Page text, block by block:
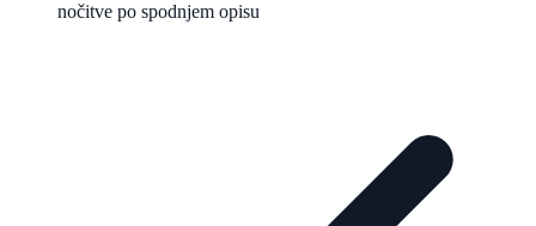
nočitve po spodnjem opisu